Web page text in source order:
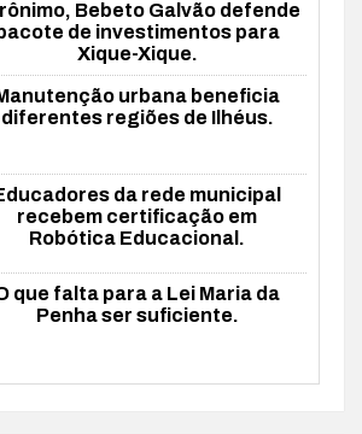
Bebeto Galvão defende
de investimentos para
Xique-Xique.
urbana beneficia
diferentes regiões de Ilhéus.
da rede municipal
recebem certificação em
Robótica Educacional.
que falta para a Lei Maria da
Penha ser suficiente.